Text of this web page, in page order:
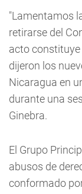
"Lamentamos
retirarse del
acto
dijeron los
Nicaragua en
durante una
Ginebra.
El Grupo
abusos de
conformado